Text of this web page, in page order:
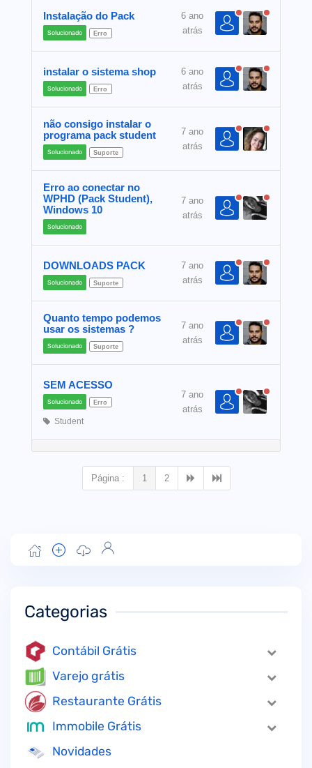
Instalação do Pack
Solucionado Erro
6 ano
atrás
instalar o sistema shop
Solucionado Erro
6 ano
atrás
não consigo instalar o
programa pack student
Solucionado Suporte
7 ano
atrás
Erro ao conectar no
WPHD (Pack Student),
Windows 10
Solucionado
7 ano
atrás
DOWNLOADS PACK
Solucionado Suporte
7 ano
atrás
Quanto tempo podemos
usar os sistemas ?
Solucionado Suporte
7 ano
atrás
SEM ACESSO
Solucionado Erro
Student
7 ano
atrás
Página : 1 2
Categorias
Contábil Grátis
Varejo grátis
Restaurante Grátis
Immobile Grátis
Novidades